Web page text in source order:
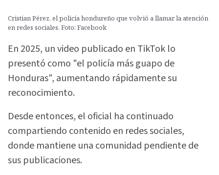
Cristian Pérez, el policía hondureño que volvió a llamar la atención
en redes sociales. Foto: Facebook
En 2025, un video publicado en TikTok lo
presentó como "el policía más guapo de
Honduras", aumentando rápidamente su
reconocimiento.
Desde entonces, el oficial ha continuado
compartiendo contenido en redes sociales,
donde mantiene una comunidad pendiente de
sus publicaciones.